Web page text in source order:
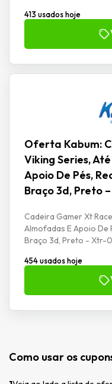
413 usados hoje
Oferta Kabum:
Viking Series,
Apoio De Pés,
Braço 3d, Preto
Cadeira Gamer Xt
Almofadas E Apoio De
Braço 3d, Preto - Xtr-
454 usados hoje
Como usar os